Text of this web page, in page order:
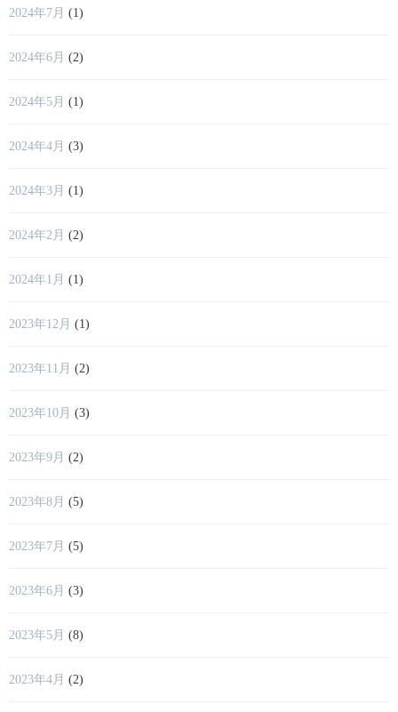
2024年7月 (1)
2024年6月 (2)
2024年5月 (1)
2024年4月 (3)
2024年3月 (1)
2024年2月 (2)
2024年1月 (1)
2023年12月 (1)
2023年11月 (2)
2023年10月 (3)
2023年9月 (2)
2023年8月 (5)
2023年7月 (5)
2023年6月 (3)
2023年5月 (8)
2023年4月 (2)